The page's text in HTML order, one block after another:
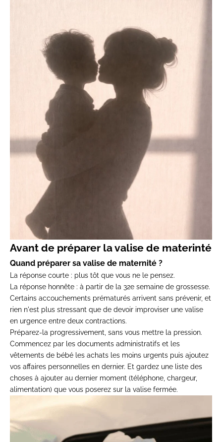
Avant de préparer la valise de materinté
Quand préparer sa valise de maternité ?
La réponse courte : plus tôt que vous ne le pensez.
La réponse honnête : à partir de la 32e semaine de grossesse.
Certains accouchements prématurés arrivent sans prévenir, et
rien n'est plus stressant que de devoir improviser une valise
en urgence entre deux contractions.
Préparez-la progressivement, sans vous mettre la pression.
Commencez par les documents administratifs et les
vêtements de bébé les achats les moins urgents puis ajoutez
vos affaires personnelles en dernier. Et gardez une liste des
choses à ajouter au dernier moment (téléphone, chargeur,
alimentation) que vous poserez sur la valise fermée.